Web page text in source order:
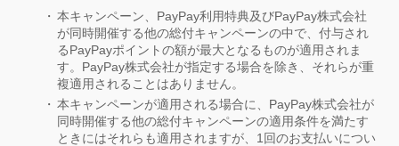
本キャンペーン、PayPay利用特典及びPayPay株式会社
が同時開催する他の総付キャンペーンの中で、付与され
るPayPayポイントの額が最大となるものが適用されま
す。PayPay株式会社が指定する場合を除き、それらが重
複適用されることはありません。
本キャンペーンが適用される場合に、PayPay株式会社が
同時開催する他の総付キャンペーンの適用条件を満たす
ときにはそれらも適用されますが、1回のお支払いについ